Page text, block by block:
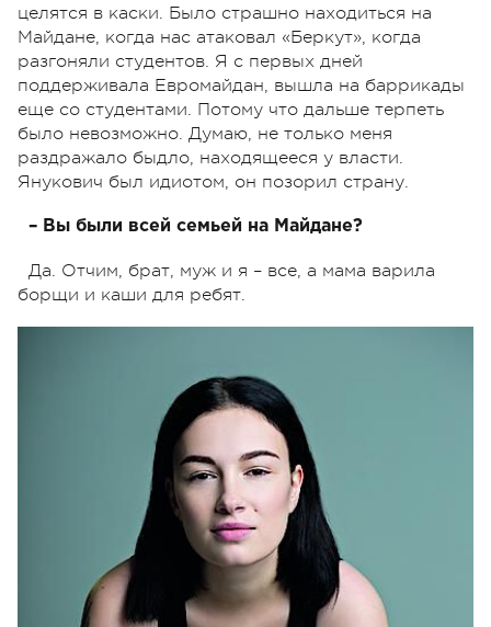
целятся в каски. Было страшно находиться на
Майдане, когда нас атаковал «Беркут», когда
разгоняли студентов. Я с первых дней
поддерживала Евромайдан, вышла на баррикады
еще со студентами. Потому что дальше терпеть
было невозможно. Думаю, не только меня
раздражало быдло, находящееся у власти.
Янукович был идиотом, он позорил страну.
– Вы были всей семьей на Майдане?
Да. Отчим, брат, муж и я – все, а мама варила
борщи и каши для ребят.